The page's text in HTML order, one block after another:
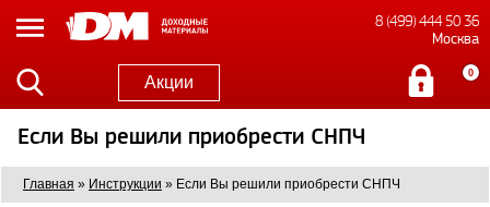
8 (499) 444 50 36
Москва
Акции 0
Если Вы решили приобрести СНПЧ
Главная » Инструкции » Если Вы решили приобрести СНПЧ